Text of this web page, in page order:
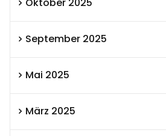
Oktober 2025
September 2025
Mai 2025
März 2025